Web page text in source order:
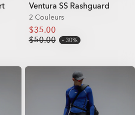
Ventura SS Rashguard
2 Couleurs
$35.00
$50.00
30%